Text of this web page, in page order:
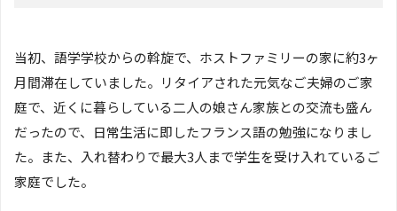
当初、語学学校からの斡旋で、ホストファミリーの家に約3ヶ
月間滞在していました。リタイアされた元気なご夫婦のご家
庭で、近くに暮らしている二人の娘さん家族との交流も盛ん
だったので、日常生活に即したフランス語の勉強になりまし
た。また、入れ替わりで最大3人まで学生を受け入れているご
家庭でした。